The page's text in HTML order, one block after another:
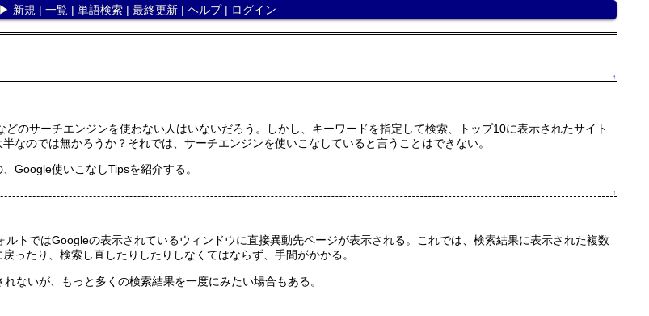
新規 | 一覧| 単語検索| 最終更新| ヘルプ| ログイン
↑
のサーチエンジンを使わない人はいないだろう。しかし、キーワードを指定して検索、トップ10に表示されたサイト
なのでは無かろうか？それでは、サーチエンジンを使いこなしていると言うことはできない。
Google使いこなしTipsを紹介する。
↑
トではGoogleの表示されているウィンドウに直接異動先ページが表示される。これでは、検索結果に表示された複数
ったり、検索し直したりしたりしなくてはならず、手間がかかる。
ないが、もっと多くの検索結果を一度にみたい場合もある。